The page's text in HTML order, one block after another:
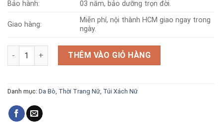
Bảo hành:
03 năm, bảo dưỡng trọn đời.
Giao hàng:
Miễn phí, nội thành HCM giao ngay trong
ngày.
Túi da bò T270 số lượngTHÊM VÀO GIỎ HÀNG
Danh mục: Da Bò, Thời Trang Nữ, Túi Xách Nữ